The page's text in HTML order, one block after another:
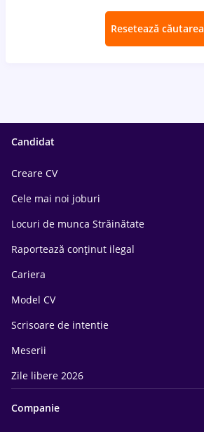
Resetează căutarea
Candidat
Creare CV
Cele mai noi joburi
Locuri de munca Străinătate
Raportează conținut ilegal
Cariera
Model CV
Scrisoare de intentie
Meserii
Zile libere 2026
Companie